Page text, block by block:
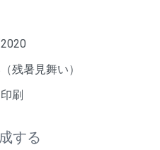
残暑見舞い）
刷
する